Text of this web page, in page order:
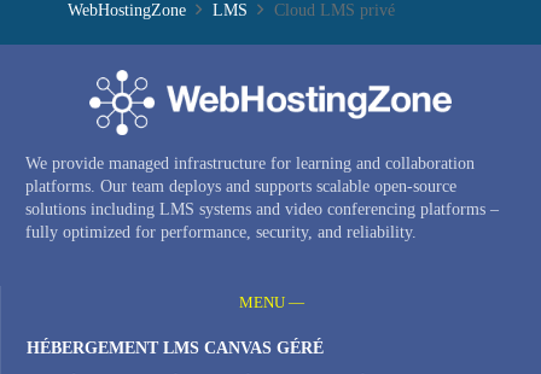
WebHostingZone LMS Cloud LMS privé
We provide managed infrastructure for learning and collaboration
platforms. Our team deploys and supports scalable open-source
solutions including LMS systems and video conferencing platforms –
fully optimized for performance, security, and reliability.
MENU —
HÉBERGEMENT LMS CANVAS GÉRÉ